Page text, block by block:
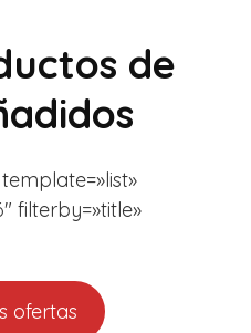
de
filterby=»title»
ofertas